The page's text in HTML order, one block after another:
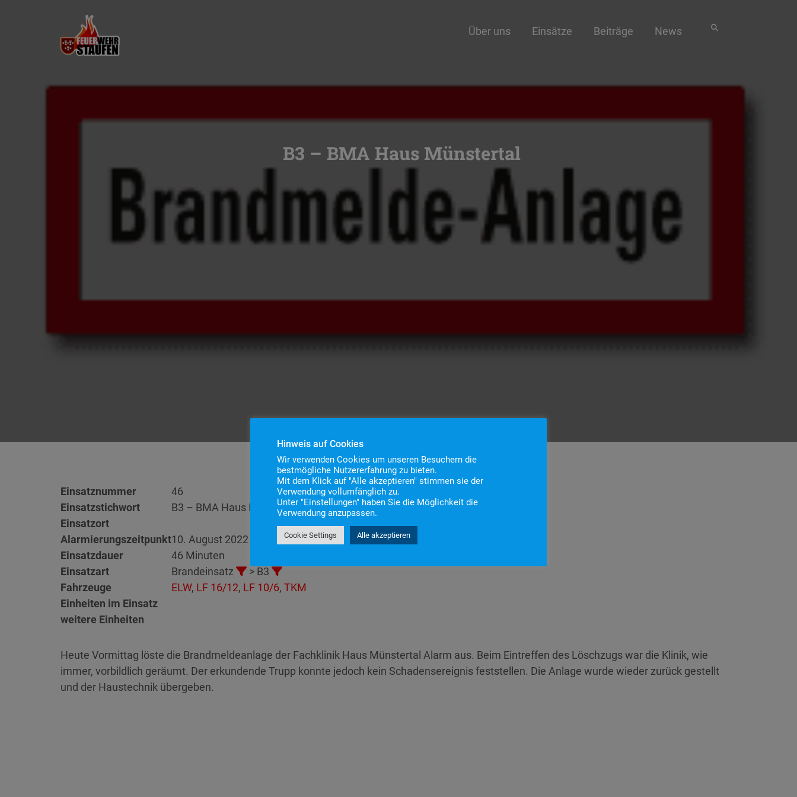
Über uns Einsätze Beiträge News
B3 – BMA Haus Münstertal
Einsatznummer
46
Einsatzstichwort
B3 – BMA Haus Münstertal
Einsatzort
Alarmierungszeitpunkt10. August 2022 10:59
Einsatzdauer
46 Minuten
Einsatzart
Brandeinsatz
> B3
Fahrzeuge
ELW, LF 16/12, LF 10/6, TKM
Einheiten im Einsatz
weitere Einheiten
Heute Vormittag löste die Brandmeldeanlage der Fachklinik Haus Münstertal Alarm aus. Beim Eintreffen des Löschzugs war die Klinik, wie
immer, vorbildlich geräumt. Der erkundende Trupp konnte jedoch kein Schadensereignis feststellen. Die Anlage wurde wieder zurück gestellt
und der Haustechnik übergeben.
Hinweis auf Cookies
Wir verwenden Cookies um unseren Besuchern die
bestmögliche Nutzererfahrung zu bieten.
Mit dem Klick auf "Alle akzeptieren" stimmen sie der
Verwendung vollumfänglich zu.
Unter "Einstellungen" haben Sie die Möglichkeit die
Verwendung anzupassen.
Cookie Settings Alle akzeptieren